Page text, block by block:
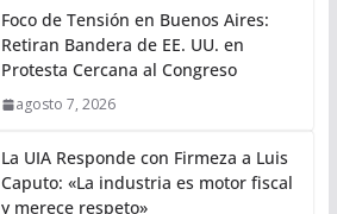
Foco de Tensión en Buenos Aires:
Retiran Bandera de EE. UU. en
Protesta Cercana al Congreso
agosto 7, 2026
La UIA Responde con Firmeza a Luis
Caputo: «La industria es motor fiscal
y merece respeto»